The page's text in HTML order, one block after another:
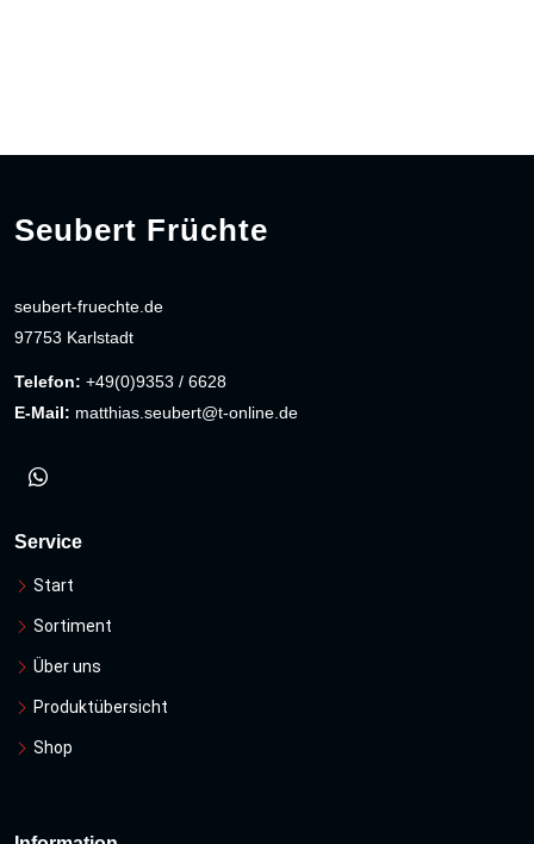
Seubert Früchte
seubert-fruechte.de
97753 Karlstadt
Telefon: +49(0)9353 / 6628
E-Mail: matthias.seubert@t-online.de
Service
Start
Sortiment
Über uns
Produktübersicht
Shop